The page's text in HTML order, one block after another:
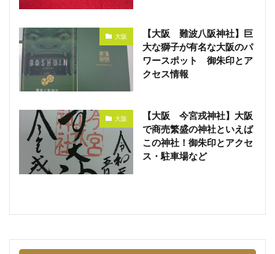
大阪
【大阪 難波八阪神社】巨
大な獅子が有名な大阪のパ
ワースポット 御朱印とア
クセス情報
大阪
【大阪 今宮戎神社】大阪
で商売繁盛の神社といえば
この神社！御朱印とアクセ
ス・駐車場など